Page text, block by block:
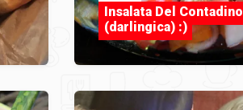
Insalata Del Contadino
(darlingica) :)